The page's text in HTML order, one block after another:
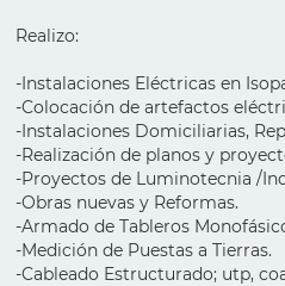
Realizo:
-Instalaciones Eléctricas en
-Colocación de artefactos
-Instalaciones Domiciliarias,
-Realización de planos y
-Proyectos de Luminotecnia /
-Obras nuevas y Reformas.
-Armado de Tableros
-Medición de Puestas a Tierras.
-Cableado Estructurado; utp,